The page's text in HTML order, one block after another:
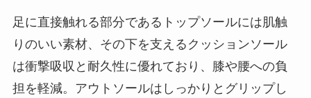
足に直接触れる部分であるトップソールには肌触
りのいい素材、その下を支えるクッションソール
は衝撃吸収と耐久性に優れており、膝や腰への負
担を軽減。アウトソールはしっかりとグリップし